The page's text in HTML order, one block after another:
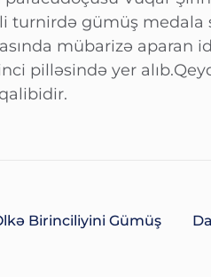
turnirdə gümüş medala
mübarizə aparan
pilləsində yer
Birinciliyini Gümüş